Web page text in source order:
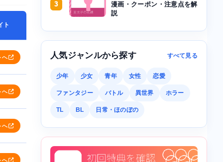
ト
へ
へ
へ
へ
3
漫画・クーポン・注意点を解
説
人気ジャンルから探す すべて見る
少年 少女 青年 女性 恋愛
ファンタジー バトル 異世界 ホラー
TL BL 日常・ほのぼの